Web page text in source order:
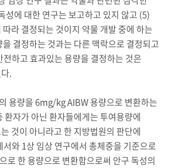
성에 대한 연구는 보고하고 있지 않고 (5)
라 결정되는 것이지 약물 개발 중에 하는
결정하는 것과는 다른 맥락으로 결정되고
하고 효과있는 용량을 결정하는 것은
.
용량을 6mg/kg AIBW 용량으로 변환하는
환자가 아닌 환자들에게는 투여용량에
것이 아니라고 한 지방법원의 판단에
와 1상 임상 연구에서 총체중을 기준으로
로 한 용량으로 변환함으로써 안구 독성의